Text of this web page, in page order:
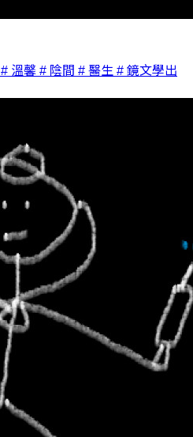
# 溫馨 # 陰間 # 醫生 # 鏡文學出